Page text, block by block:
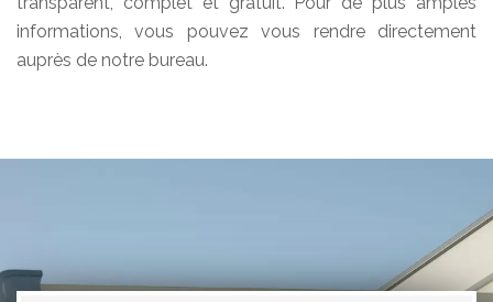
informations, vous pouvez vous rendre directement
auprès de notre bureau.